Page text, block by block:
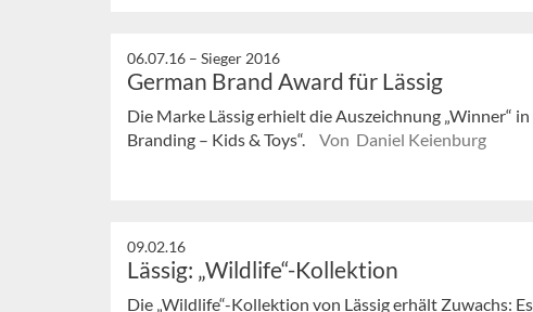
06.07.16 – Sieger 2016
German Brand Award für Lässig
Die Marke Lässig erhielt die Auszeichnung „Winner“
Branding – Kids & Toys“.
Von Daniel Keienburg
09.02.16
Lässig: „Wildlife“-Kollektion
Die „Wildlife“-Kollektion von Lässig erhält Zuwachs: